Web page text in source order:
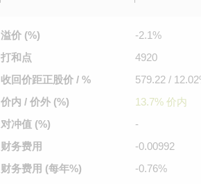
溢价 (%)
-2.1%
打和点
4920
收回价距正股价 / %
579.22 /
价内 / 价外 (%)
13.7% 价内
对冲值 (%)
-
财务费用
-0.00992
财务费用 (每年%)
-0.76%